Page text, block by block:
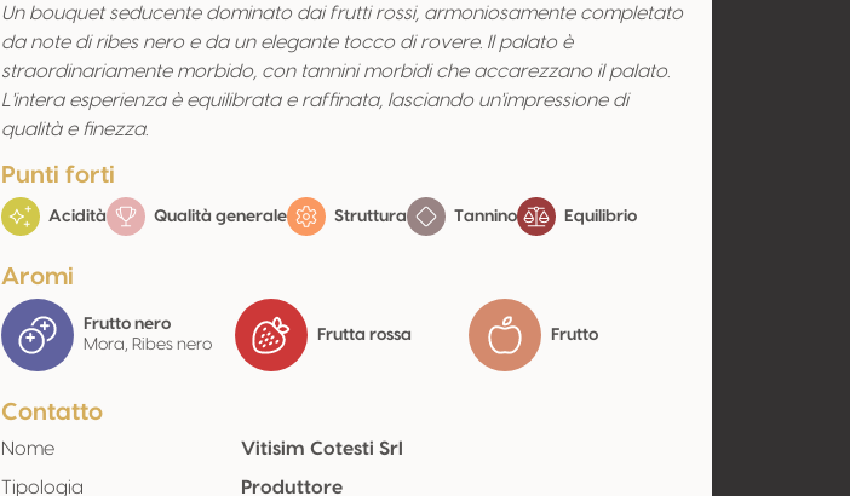
Un bouquet seducente dominato dai frutti rossi, armoniosamente completato
da note di ribes nero e da un elegante tocco di rovere. Il palato è
straordinariamente morbido, con tannini morbidi che accarezzano il palato.
L'intera esperienza è equilibrata e raffinata, lasciando un'impressione di
qualità e finezza.
Punti forti
Acidità Qualità generale Struttura Tannino Equilibrio
Aromi
Frutto nero
Mora, Ribes nero
Frutta rossa Frutto
Contatto
Nome
Vitisim Cotesti Srl
Tipologia
Produttore